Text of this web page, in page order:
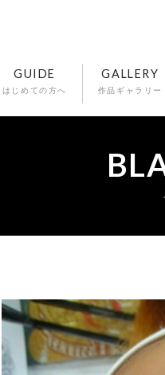
GUIDE
はじめての方へ
GALLERY
作品ギャラリー